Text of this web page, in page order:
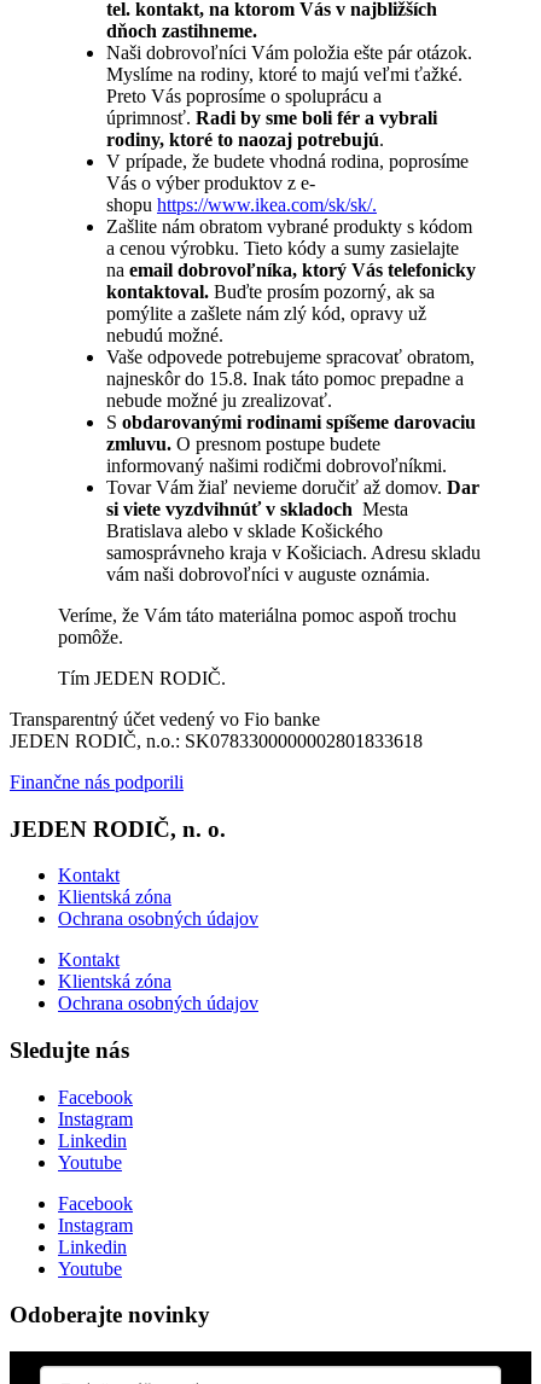
tel. kontakt, na ktorom Vás v najbližších
dňoch zastihneme.
Naši dobrovoľníci Vám položia ešte pár otázok.
Myslíme na rodiny, ktoré to majú veľmi ťažké.
Preto Vás poprosíme o spoluprácu a
úprimnosť. Radi by sme boli fér a vybrali
rodiny, ktoré to naozaj potrebujú.
V prípade, že budete vhodná rodina, poprosíme
Vás o výber produktov z e-
shopu https://www.ikea.com/sk/sk/.
Zašlite nám obratom vybrané produkty s kódom
a cenou výrobku. Tieto kódy a sumy zasielajte
na email dobrovoľníka, ktorý Vás telefonicky
kontaktoval. Buďte prosím pozorný, ak sa
pomýlite a zašlete nám zlý kód, opravy už
nebudú možné.
Vaše odpovede potrebujeme spracovať obratom,
najneskôr do 15.8. Inak táto pomoc prepadne a
nebude možné ju zrealizovať.
S obdarovanými rodinami spíšeme darovaciu
zmluvu. O presnom postupe budete
informovaný našimi rodičmi dobrovoľníkmi.
Tovar Vám žiaľ nevieme doručiť až domov. Dar
si viete vyzdvihnúť v skladoch Mesta
Bratislava alebo v sklade Košického
samosprávneho kraja v Košiciach. Adresu skladu
vám naši dobrovoľníci v auguste oznámia.
Veríme, že Vám táto materiálna pomoc aspoň trochu
pomôže.
Tím JEDEN RODIČ.
Transparentný účet vedený vo Fio banke
JEDEN RODIČ, n.o.: SK0783300000002801833618
Finančne nás podporili
JEDEN RODIČ, n. o.
Kontakt
Klientská zóna
Ochrana osobných údajov
Kontakt
Klientská zóna
Ochrana osobných údajov
Sledujte nás
Facebook
Instagram
Linkedin
Youtube
Facebook
Instagram
Linkedin
Youtube
Odoberajte novinky